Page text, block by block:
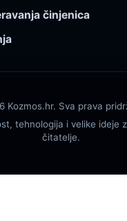
činjenica
Kozmos.hr. Sva prava
tehnologija i velike ideje
čitatelje.